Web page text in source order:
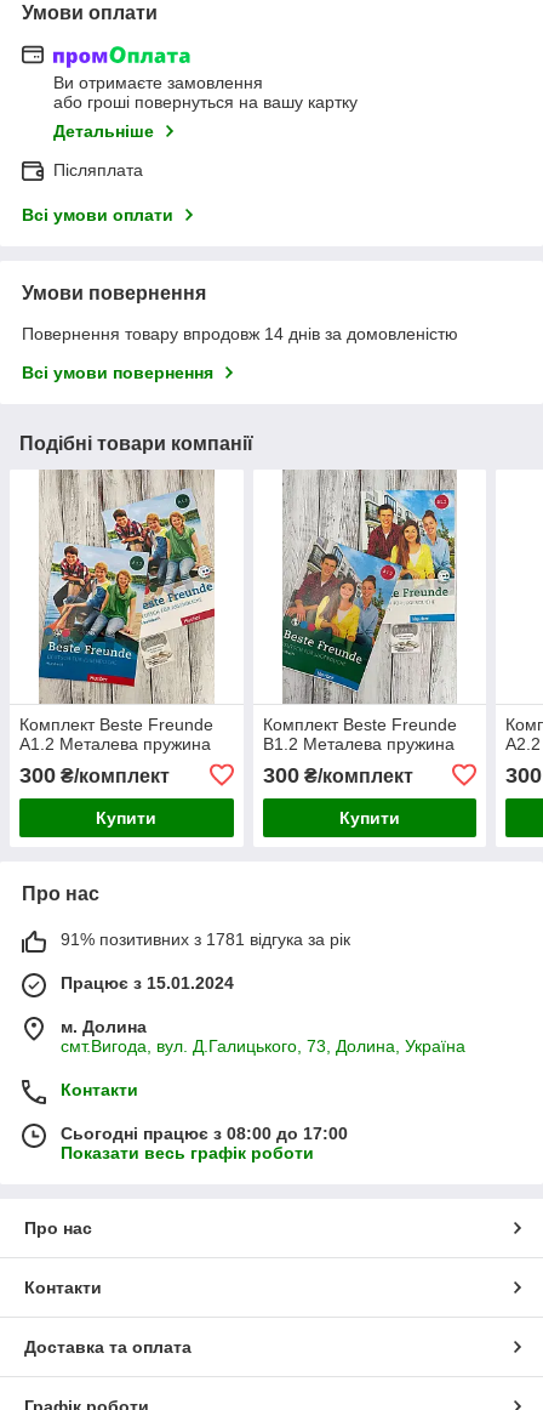
Умови оплати
Ви отримаєте замовлення
або гроші повернуться на вашу картку
Детальніше
Післяплата
Всі умови оплати
Умови повернення
Повернення товару впродовж 14 днів за домовленістю
Всі умови повернення
Подібні товари компанії
Комплект Beste Freunde
A1.2 Металева пружина
300 ₴/комплект
Купити
Комплект Beste Freunde
B1.2 Металева пружина
300₴/комплект
Купити
A2.2
300
Про нас
91% позитивних з 1781 відгука за рік
Працює з 15.01.2024
м. Долина
смт.Вигода, вул. Д.Галицького, 73, Долина, Україна
Контакти
Сьогодні працює з 08:00 до 17:00
Показати весь графік роботи
Про нас
Контакти
Доставка та оплата